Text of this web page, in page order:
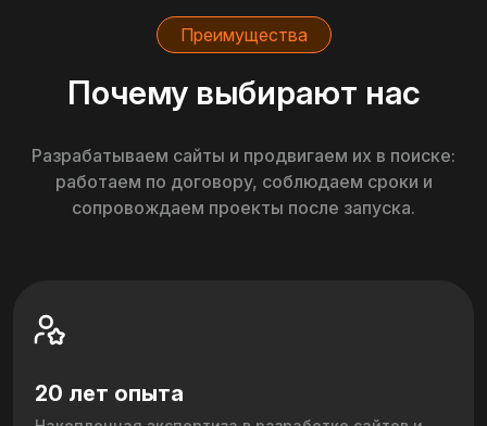
Преимущества
Почему выбирают нас
Разрабатываем сайты и продвигаем их в поиске:
работаем по договору, соблюдаем сроки и
сопровождаем проекты после запуска.
20 лет опыта